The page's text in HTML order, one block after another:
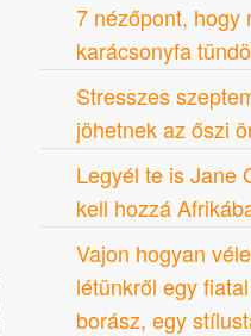
7 nézőpont, hogy
karácsonyfa
Stresszes
jöhetnek az őszi
Legyél te is Jane
kell hozzá
Vajon hogyan
létünkről egy
borász, egy